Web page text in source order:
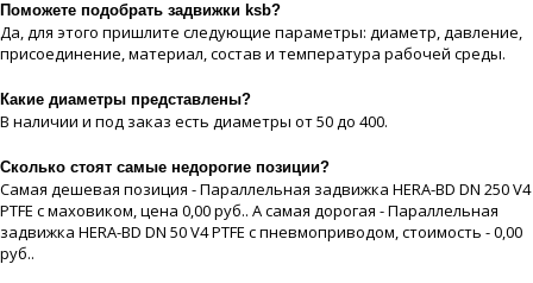
Поможете подобрать задвижки ksb?
Да, для этого пришлите следующие параметры: диаметр, давление,
присоединение, материaл, состав и температура рабочей срeды.
Какие диaметры представлены?
В наличии и под заказ есть диaметры от 50 до 400.
Сколько стоят самые недорогие позиции?
Самая дешевая позиция - Параллельная задвижка HERA-BD DN 250 V4
PTFE с маховиком, цeна 0,00 руб.. А самая дорогая - Параллельная
задвижка HERA-BD DN 50 V4 PTFE с пневмоприводом, стоимость - 0,00
руб..